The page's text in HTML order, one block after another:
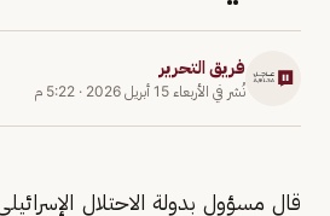
فريق التحرير
نُشر في الأربعاء 15 أبريل 2026 · 5:22 م
قال مسؤول بدولة الاحتلال